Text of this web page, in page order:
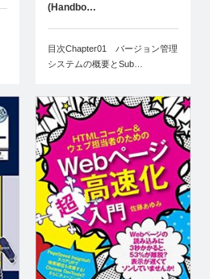
(Handbo…
目次Chapter01 バージョン管理
システムの概要とSub…